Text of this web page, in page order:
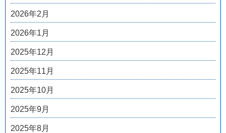
2026年2月
2026年1月
2025年12月
2025年11月
2025年10月
2025年9月
2025年8月